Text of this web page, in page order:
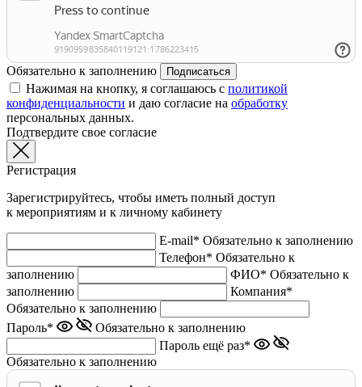
Обязательно к заполнению Подписаться
Нажимая на кнопку, я соглашаюсь с политикой
конфиденциальности и даю согласие на обработку
персональных данных.
Подтвердите свое согласие
Регистрация
Зарегистрируйтесь, чтобы иметь полный доступ
к мероприятиям и к личному кабинету
E-mail* Обязательно к заполнению
Телефон* Обязательно к
заполнению
ФИО* Обязательно к
заполнению
Компания*
Обязательно к заполнению
Пароль*
Обязательно к заполнению
Пароль ещё раз*
Обязательно к заполнению